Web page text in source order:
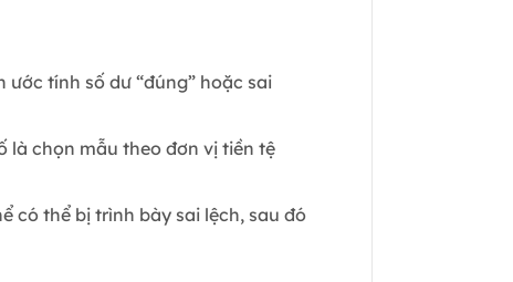
tính số dư “đúng” hoặc sai
là chọn mẫu theo đơn vị tiền tệ
có thể bị trình bày sai lệch, sau đó